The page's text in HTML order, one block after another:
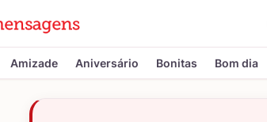
Amizade Aniversário Bonitas Bom dia